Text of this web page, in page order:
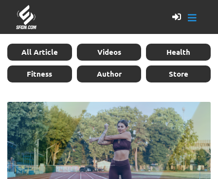
All Article Videos Health
Fitness Author Store